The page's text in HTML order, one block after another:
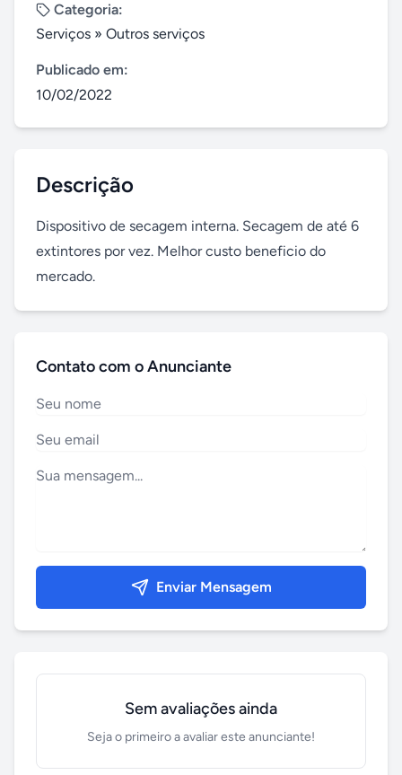
Categoria:
Serviços » Outros serviços
Publicado em:
10/02/2022
Descrição
Dispositivo de secagem interna. Secagem de até 6
extintores por vez. Melhor custo beneficio do
mercado.
Contato com o Anunciante
Enviar Mensagem
Sem avaliações ainda
Seja o primeiro a avaliar este anunciante!